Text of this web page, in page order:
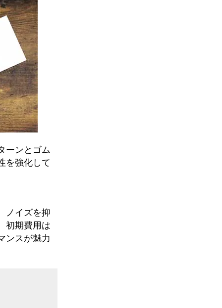
ーンとゴム
を強化して
ノイズを抑
初期費用は
ンスが魅力